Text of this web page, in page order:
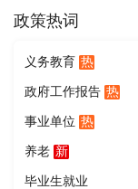
政策热词
义务教育 热
政府工作报告 热
事业单位 热
养老 新
毕业生就业